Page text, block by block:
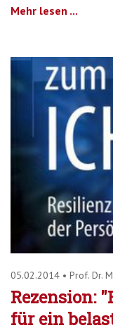
Mehr lesen ...
05.02.2014 • Prof. Dr.
Rezension:
für ein